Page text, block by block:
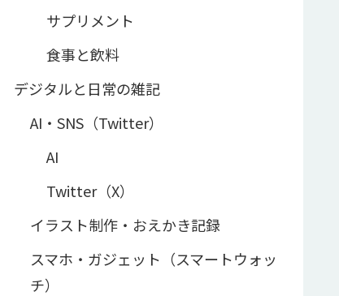
サプリメント
食事と飲料
デジタルと日常の雑記
AI・SNS（Twitter）
AI
Twitter（X）
イラスト制作・おえかき記録
スマホ・ガジェット（スマートウォッ
チ）